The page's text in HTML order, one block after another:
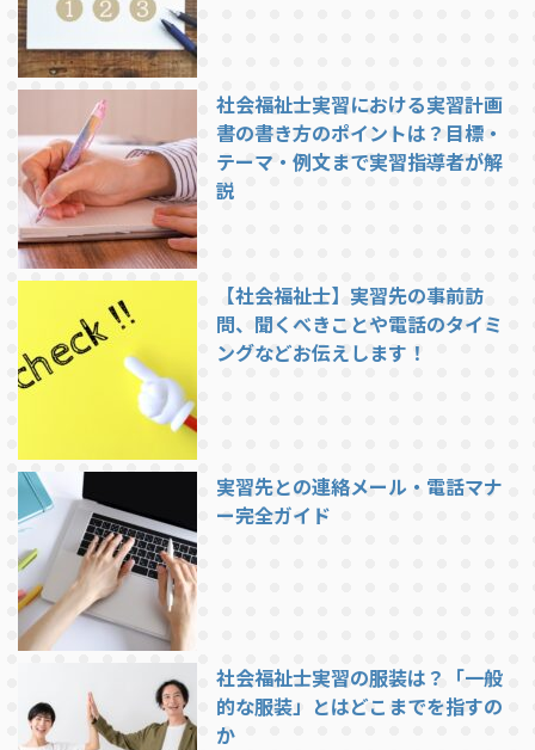
社会福祉士実習における実習計画
書の書き方のポイントは？目標・
テーマ・例文まで実習指導者が解
説
【社会福祉士】実習先の事前訪
問、聞くべきことや電話のタイミ
ングなどお伝えします！
実習先との連絡メール・電話マナ
ー完全ガイド
社会福祉士実習の服装は？「一般
的な服装」とはどこまでを指すの
か